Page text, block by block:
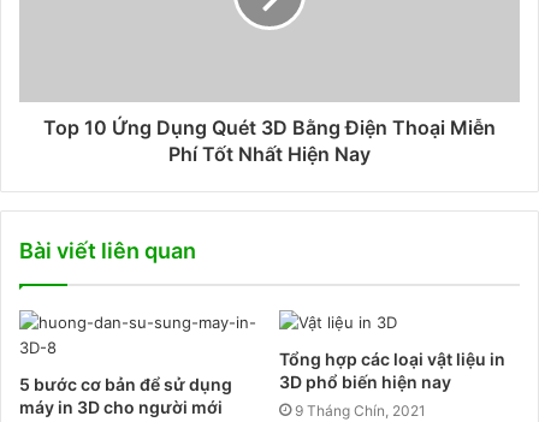
Top 10 Ứng Dụng Quét 3D Bằng Điện Thoại Miễn
Phí Tốt Nhất Hiện Nay
Bài viết liên quan
5 bước cơ bản để sử dụng
máy in 3D cho người mới
Tổng hợp các loại vật liệu in
3D phổ biến hiện nay
9 Tháng Chín, 2021